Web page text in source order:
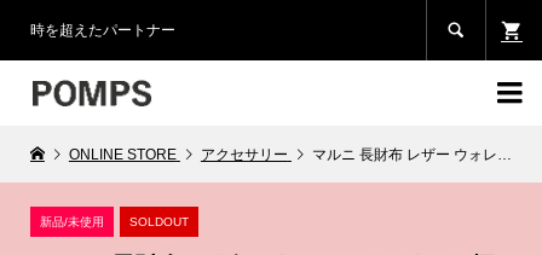
時を超えたパートナー 

ONLINE STORE アクセサリー マルニ 長財布 レザー ウォレット ドット柄 MARNI
新品/未使用 SOLDOUT